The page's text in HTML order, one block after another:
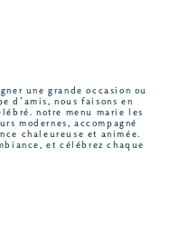
une grande occasion ou
d’amis, nous faisons en
notre menu marie les
modernes, accompagné
chaleureuse et animée.
et célébrez chaque